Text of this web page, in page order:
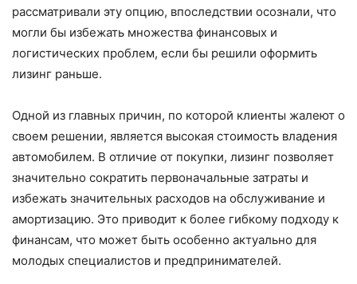
рассматривали эту опцию, впоследствии осознали, что
могли бы избежать множества финансовых и
логистических проблем, если бы решили оформить
лизинг раньше.
Одной из главных причин, по которой клиенты жалеют о
своем решении, является высокая стоимость владения
автомобилем. В отличие от покупки, лизинг позволяет
значительно сократить первоначальные затраты и
избежать значительных расходов на обслуживание и
амортизацию. Это приводит к более гибкому подходу к
финансам, что может быть особенно актуально для
молодых специалистов и предпринимателей.